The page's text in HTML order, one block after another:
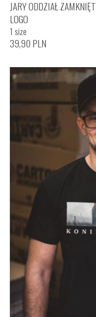
JARY ODDZIAŁ
LOGO
1 size
39,90 PLN